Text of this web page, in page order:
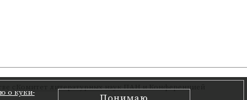
о куки-
Комитет литературных наук ПАНи Конференцией